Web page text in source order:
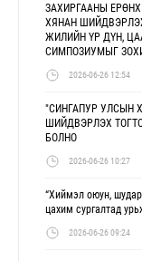
ЗАХИРГААНЫ
ХЯНАН
ЖИЛИЙН ҮР ДҮН,
СИМПОЗИУМЫГ
2026-06-26 12:54
"СИНГАПУР УЛСЫН
ШИЙДВЭРЛЭХ
БОЛНО
2026-06-26 10:27
“Хиймэл оюун,
цахим сургалтад
2026-06-26 09:24